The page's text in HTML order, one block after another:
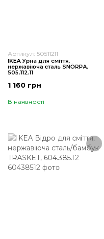
Артикул: 50511211
IKEA Урна для сміття,
нержавіюча сталь SNÖRPA,
505.112.11
1 160 грн
В наявності